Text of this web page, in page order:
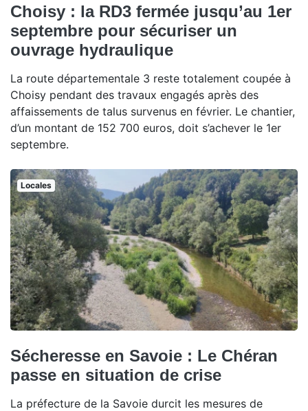
Choisy : la RD3 fermée jusqu’au 1er
septembre pour sécuriser un
ouvrage hydraulique
La route départementale 3 reste totalement coupée à
Choisy pendant des travaux engagés après des
affaissements de talus survenus en février. Le chantier,
d’un montant de 152 700 euros, doit s’achever le 1er
septembre.
Locales
Sécheresse en Savoie : Le Chéran
passe en situation de crise
La préfecture de la Savoie durcit les mesures de